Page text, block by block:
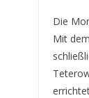
Die
Mit